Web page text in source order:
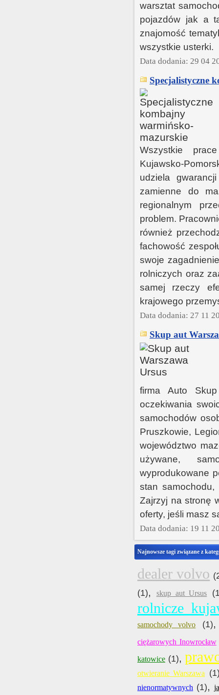
warsztat
pojazdów jak a
znajomość
wszystkie usterki.
Data dodania: 29 04
Specjalistyczne
Wszystkie
Kujawsko-
udziela
zamienne do
regionalnym
problem.
również
fachowość
swoje
rolniczych oraz
samej rzeczy
krajowego
Data dodania: 27 11
Skup aut
firma Auto
oczekiwania
samochodów
Pruszkowie,
województwo
używane,
wyprodukowane
stan
Zajrzyj na stronę
oferty, jeśli masz
Data dodania: 19 11
Najnowsze tagi związane z
dealer volvo
(1), skup aut Ursus
rolnicze
samochody volvo (1)
ciężarowych Inowrocław
katowice (1),
otwieranie Warszawa
nienormatywnych (1),